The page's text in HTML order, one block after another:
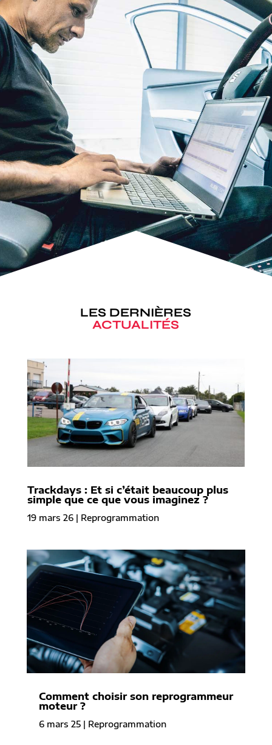
LES DERNIÈRES
ACTUALITÉS
Trackdays : Et si c’était beaucoup plus
simple que ce que vous imaginez ?
19 mars 26| Reprogrammation
Comment choisir son reprogrammeur
moteur ?
6 mars 25| Reprogrammation